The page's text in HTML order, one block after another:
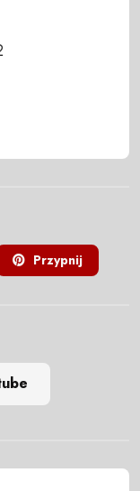
Przypnij